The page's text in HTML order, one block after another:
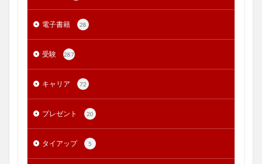
電子書籍 28
受験 287
キャリア 72
プレゼント 20
タイアップ 5